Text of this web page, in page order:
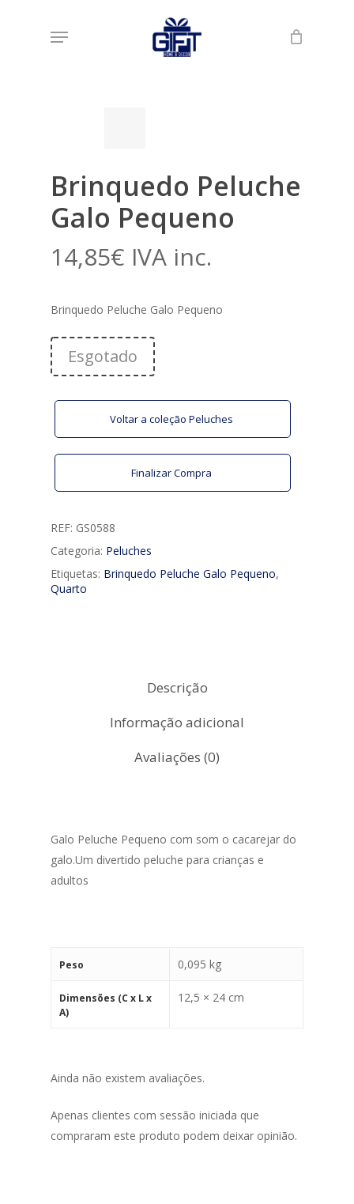
Menu
Início Peluches
Brinquedo Peluche
Brinquedo Peluche
Galo Pequeno
14,85€ IVA inc.
Brinquedo Peluche Galo Pequeno
Esgotado
Voltar a coleção Peluches
Finalizar Compra
REF: GS0588
Categoria: Peluches
Etiquetas: Brinquedo Peluche Galo Pequeno,
Quarto
Descrição
Informação adicional
Avaliações (0)
Galo Peluche Pequeno com som o cacarejar do
galo.Um divertido peluche para crianças e
adultos
Peso 0,095 kg
Dimensões (C x L x
A)
12,5 × 24 cm
Ainda não existem avaliações.
Apenas clientes com sessão iniciada que
compraram este produto podem deixar opinião.